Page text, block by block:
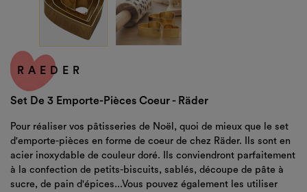
RAEDER
Set De 3 Emporte-Pièces Coeur - Räder
Pour réaliser vos pâtisseries de Noël, quoi de mieux que le set
d'emporte-pièces en forme de coeur de chez Räder. Ils sont en
acier inoxydable de couleur doré. Ils conviendront parfaitement
à la confection de petits-biscuits, sablés, découpe de pâte à
sucre, de pain d'épices...Vous pouvez également les utiliser